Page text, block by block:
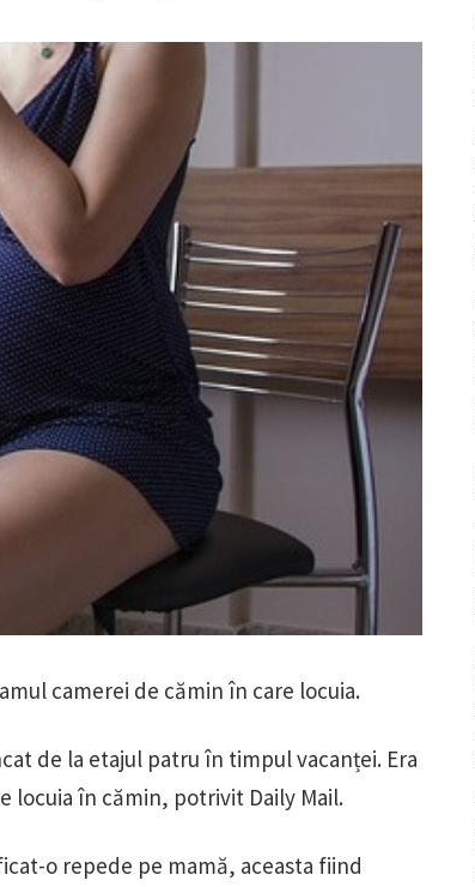
camerei de cămin în care locuia.
de la etajul patru în timpul vacanței. Era
locuia în cămin, potrivit Daily Mail.
o repede pe mamă, aceasta fiind